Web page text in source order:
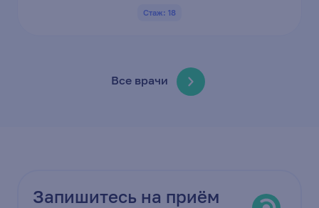
Стаж: 18
Все врачи
Запишитесь на приём